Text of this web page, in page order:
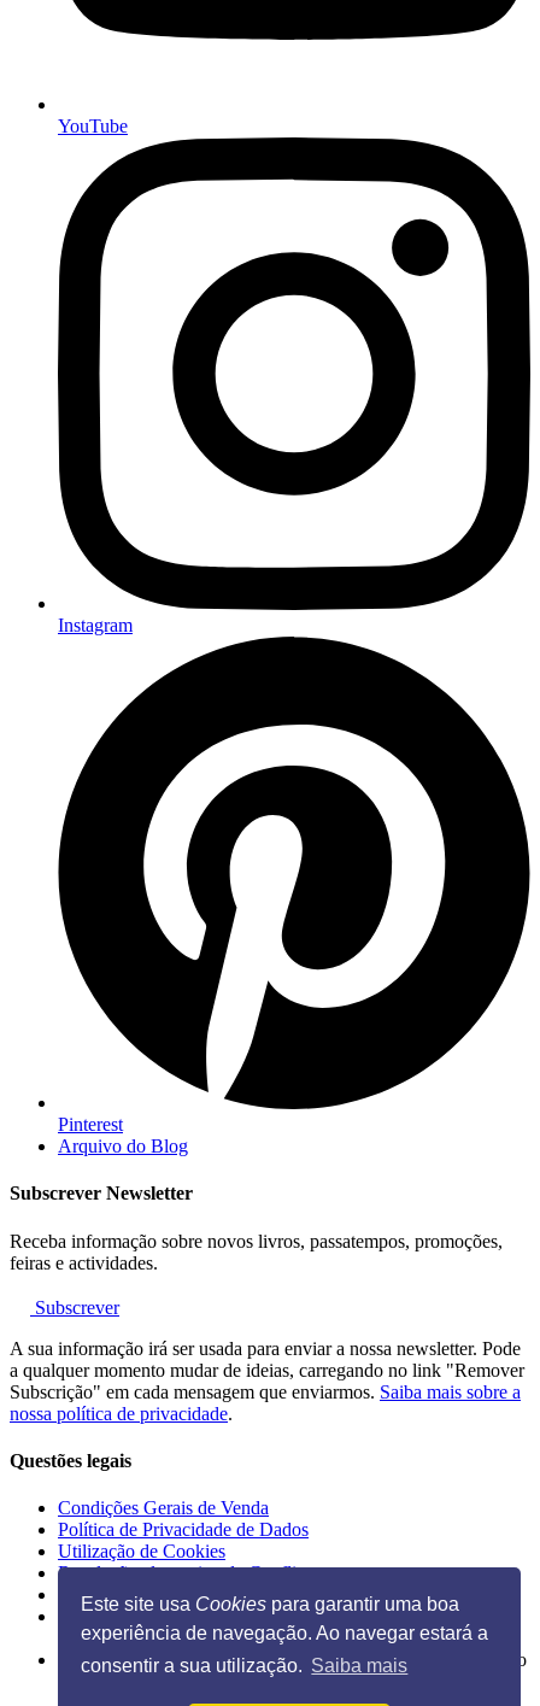
Este site usa Cookies para garantir uma boa
experiência de navegação. Ao navegar estará a
consentir a sua utilização. Saiba mais
YouTube
Instagram
Pinterest
Arquivo do Blog
Subscrever Newsletter
Receba informação sobre novos livros, passatempos, promoções,
feiras e actividades.
Subscrever
A sua informação irá ser usada para enviar a nossa newsletter. Pode
a qualquer momento mudar de ideias, carregando no link "Remover
Subscrição" em cada mensagem que enviarmos. Saiba mais sobre a
nossa política de privacidade.
Questões legais
Condições Gerais de Venda
Política de Privacidade de Dados
Utilização de Cookies
Resolução alternativa de Conflitos
Livro de Reclamações Eletrónico
Ilustração na página inicial de Guido Van Genechten, do livro
Posso espreitar as tuas chuchas? "